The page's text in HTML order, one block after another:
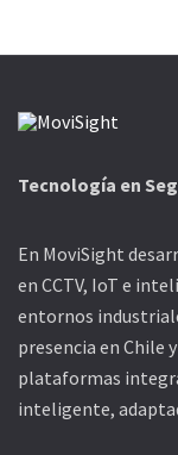
Tecnología en
En MoviSight
en CCTV, IoT e
entornos
presencia en Chile
plataformas
inteligente,